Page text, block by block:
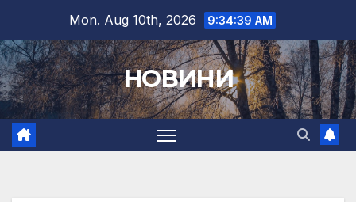
content
Mon. Aug 10th, 2026 9:34:40 AM
НОВИНИ